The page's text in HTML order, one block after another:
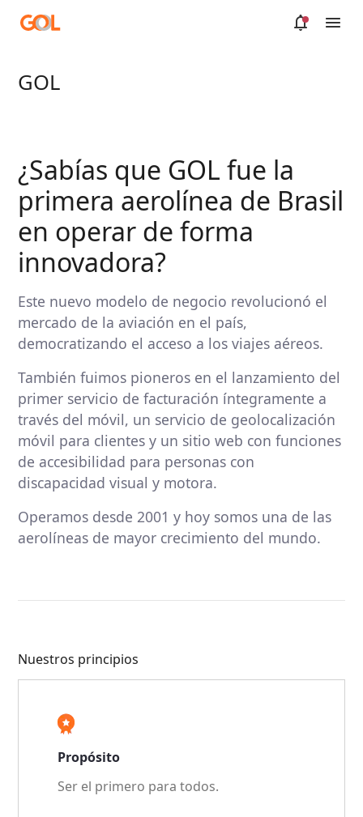
Saltar al contenido principal
GOL
¿Sabías que GOL fue la
primera aerolínea de Brasil
en operar de forma
innovadora?
Este nuevo modelo de negocio revolucionó el
mercado de la aviación en el país,
democratizando el acceso a los viajes aéreos.
También fuimos pioneros en el lanzamiento del
primer servicio de facturación íntegramente a
través del móvil, un servicio de geolocalización
móvil para clientes y un sitio web con funciones
de accesibilidad para personas con
discapacidad visual y motora.
Operamos desde 2001 y hoy somos una de las
aerolíneas de mayor crecimiento del mundo.
Nuestros principios
Propósito
Ser el primero para todos.